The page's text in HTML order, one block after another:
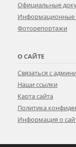
Официальные
Информационные
Фоторепортажи
О САЙТЕ
Связаться с
Наши ссылки
Карта сайта
Политика
Информация о